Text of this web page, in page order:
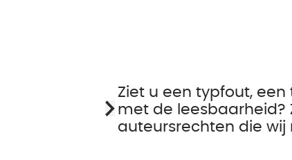
Ziet u een typfout,
met de leesbaarheid?
auteursrechten die